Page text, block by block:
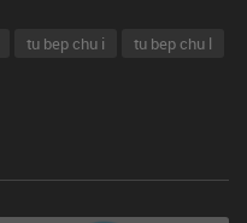
tu bep chu i
tu bep chu l